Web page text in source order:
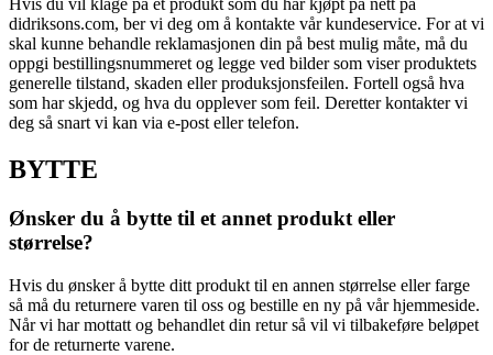
Hvis du vil klage på et produkt som du har kjøpt på nett på
didriksons.com, ber vi deg om å kontakte vår kundeservice. For at vi
skal kunne behandle reklamasjonen din på best mulig måte, må du
oppgi bestillingsnummeret og legge ved bilder som viser produktets
generelle tilstand, skaden eller produksjonsfeilen. Fortell også hva
som har skjedd, og hva du opplever som feil. Deretter kontakter vi
deg så snart vi kan via e-post eller telefon.
BYTTE
Ønsker du å bytte til et annet produkt eller
størrelse?
Hvis du ønsker å bytte ditt produkt til en annen størrelse eller farge
så må du returnere varen til oss og bestille en ny på vår hjemmeside.
Når vi har mottatt og behandlet din retur så vil vi tilbakeføre beløpet
for de returnerte varene.